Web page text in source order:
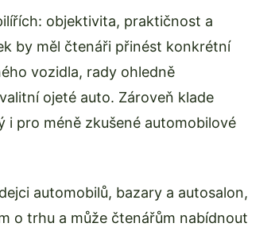
objektivita, praktičnost a
by měl čtenáři přinést konkrétní
vozidla, rady ohledně
ojeté auto. Zároveň klade
i pro méně zkušené automobilové
automobilů, bazary a autosalon,
o trhu a může čtenářům nabídnout